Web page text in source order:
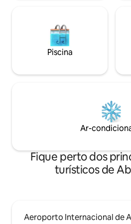
Piscina
Ar-
Fique perto dos
turísticos de
Aeroporto Internacional de